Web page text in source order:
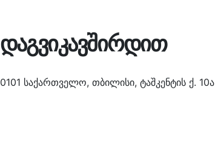
დაგვიკავშირდით
0101 საქართველო, თბილისი, ტაშკენტის ქ. 10ა